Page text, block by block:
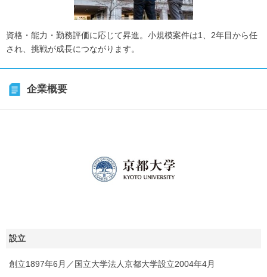
資格・能力・勤務評価に応じて昇進。小規模案件は1、2年目から任
され、挑戦が成長につながります。
企業概要
設立
創立1897年6月／国立大学法人京都大学設立2004年4月